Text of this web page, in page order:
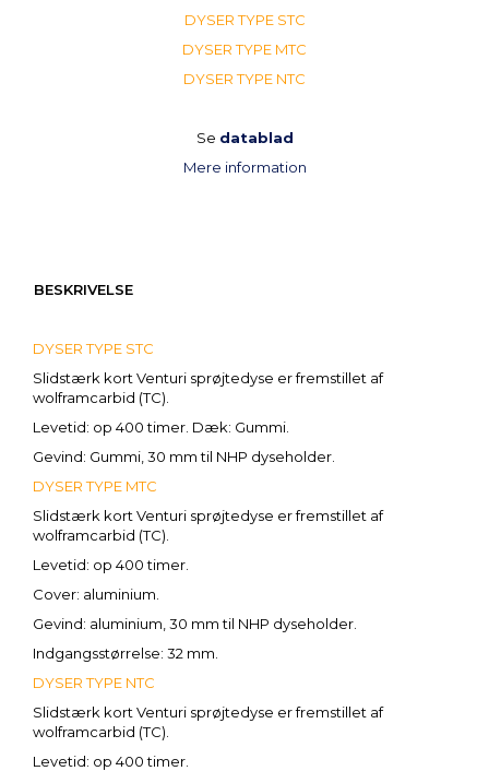
DYSER TYPE STC
DYSER TYPE MTC
DYSER TYPE NTC
Se datablad
Mere information
BESKRIVELSE
DYSER TYPE STC
Slidstærk kort Venturi sprøjtedyse er fremstillet af
wolframcarbid (TC).
Levetid: op 400 timer. Dæk: Gummi.
Gevind: Gummi, 30 mm til NHP dyseholder.
DYSER TYPE MTC
Slidstærk kort Venturi sprøjtedyse er fremstillet af
wolframcarbid (TC).
Levetid: op 400 timer.
Cover: aluminium.
Gevind: aluminium, 30 mm til NHP dyseholder.
Indgangsstørrelse: 32 mm.
DYSER TYPE NTC
Slidstærk kort Venturi sprøjtedyse er fremstillet af
wolframcarbid (TC).
Levetid: op 400 timer.